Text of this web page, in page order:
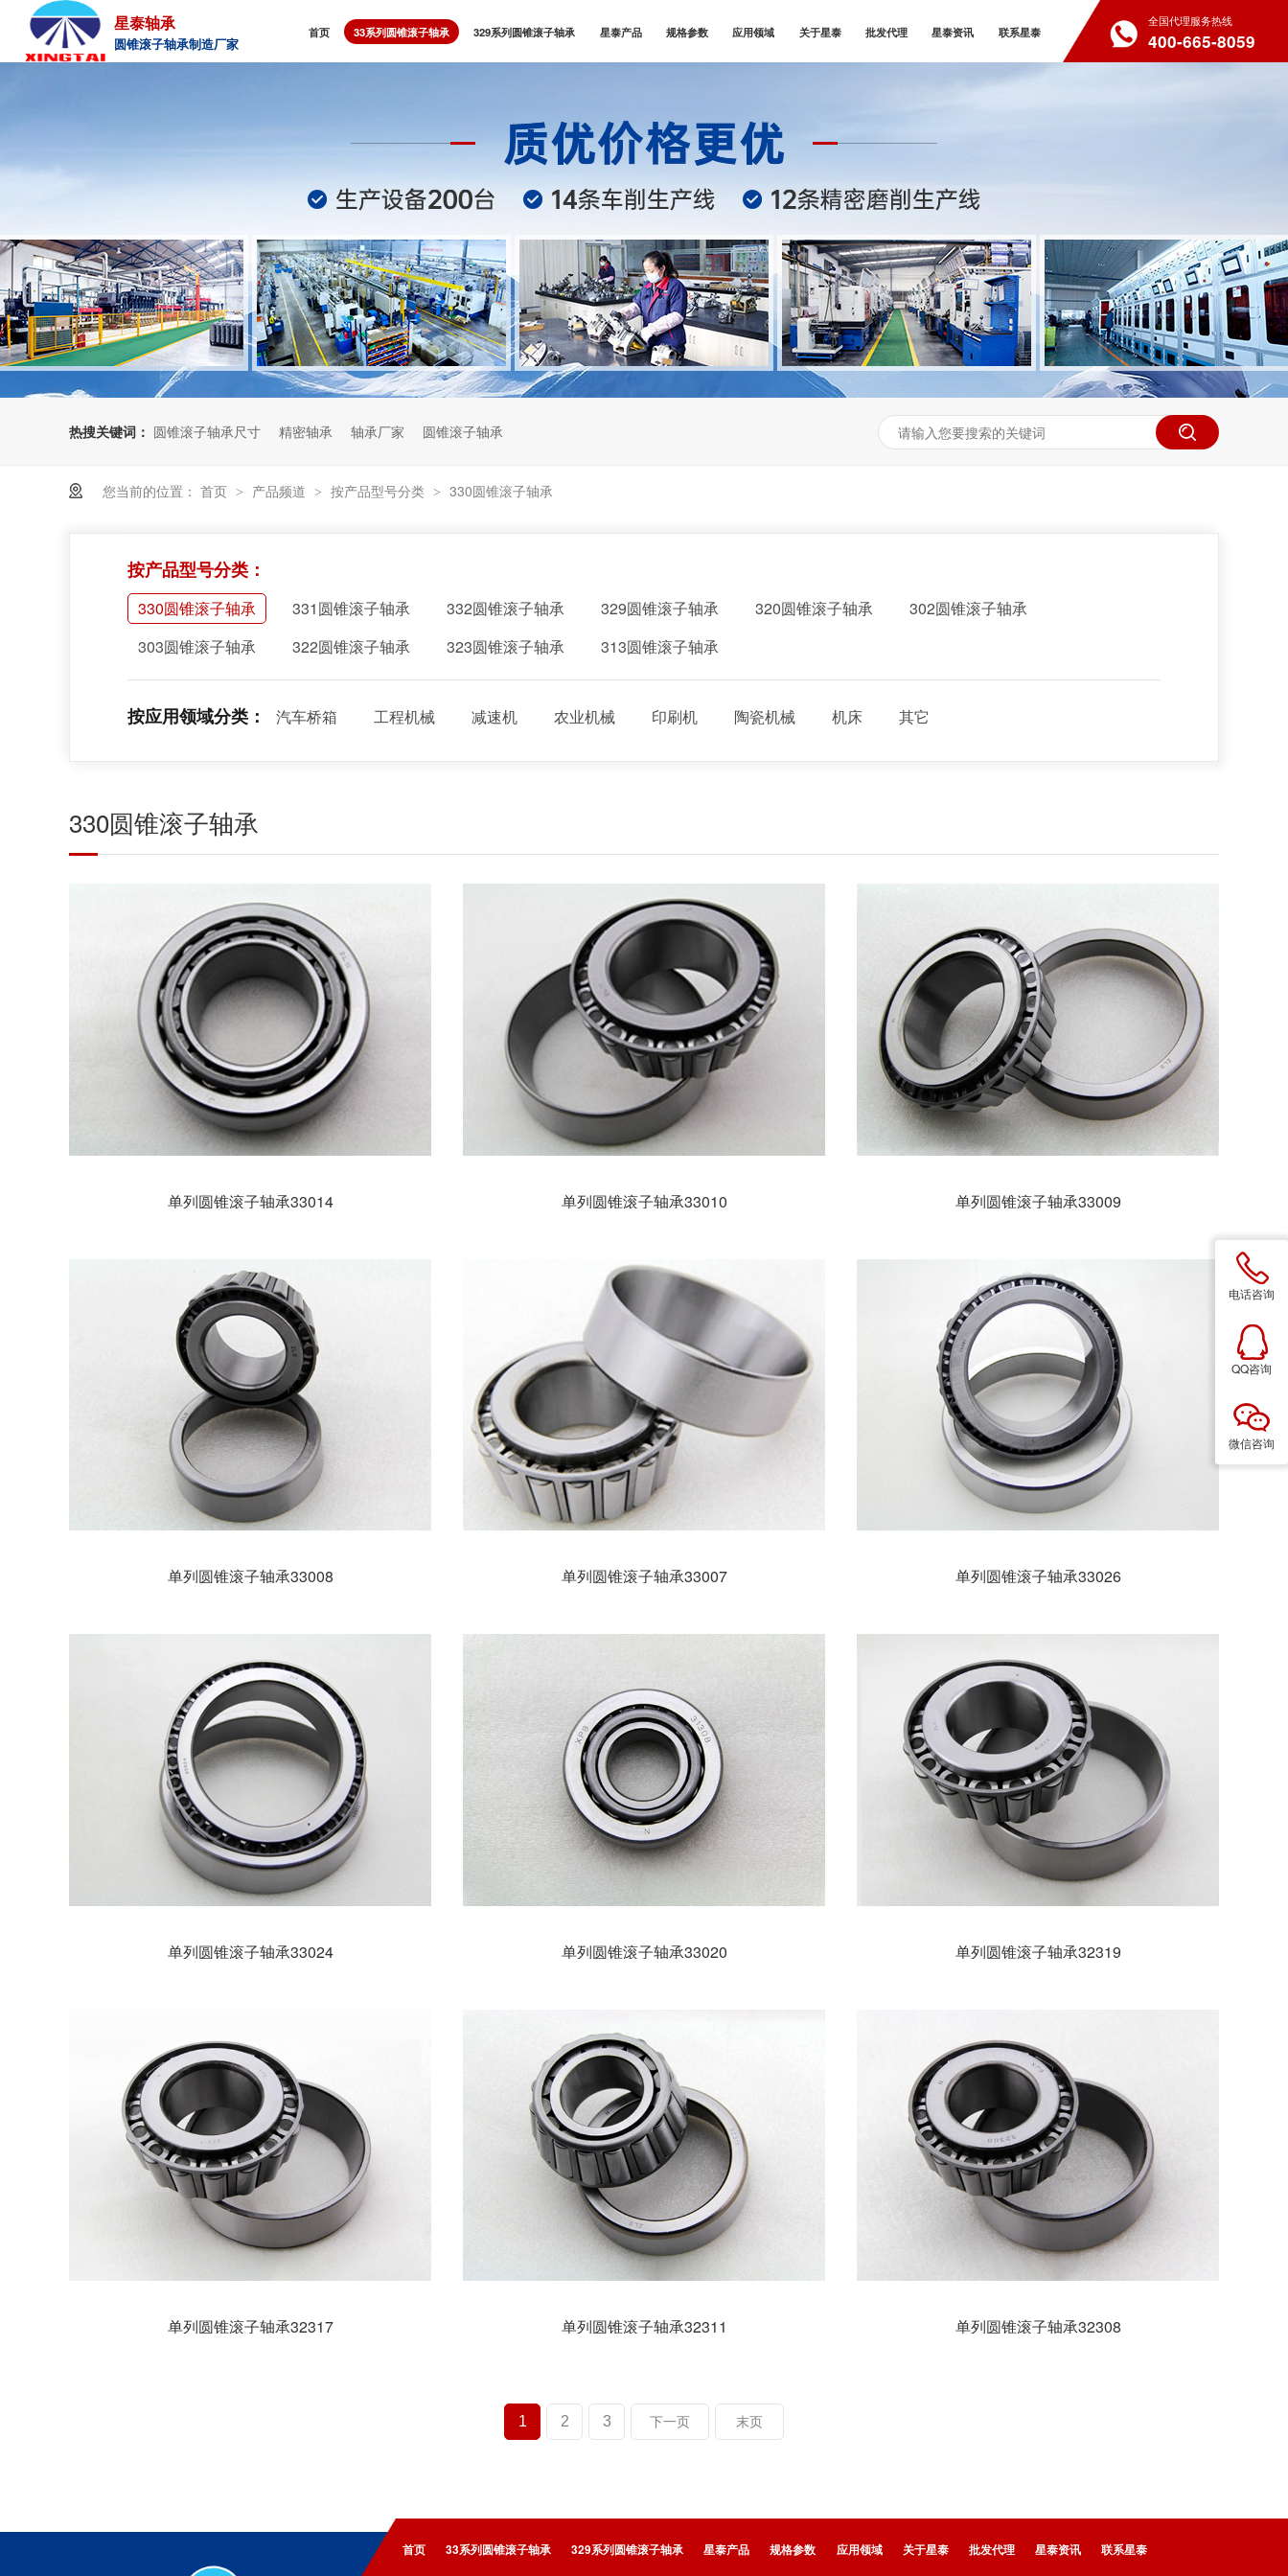
星泰轴承
圆锥滚子轴承制造厂家
首页 33系列圆锥滚子轴承 329系列圆锥滚子轴承 星泰产品 规格参数 应用领域 关于星泰 批发代理 星泰资讯 联系星泰
全国代理服务热线
400-665-8059
热搜关键词： 圆锥滚子轴承尺寸 精密轴承 轴承厂家 圆锥滚子轴承
您当前的位置： 首页 > 产品频道 > 按产品型号分类 > 330圆锥滚子轴承
按产品型号分类：
330圆锥滚子轴承 331圆锥滚子轴承 332圆锥滚子轴承 329圆锥滚子轴承 320圆锥滚子轴承
302圆锥滚子轴承
303圆锥滚子轴承
322圆锥滚子轴承 323圆锥滚子轴承 313圆锥滚子轴承
按应用领域分类： 汽车桥箱 工程机械 减速机 农业机械 印刷机 陶瓷机械 机床 其它
330圆锥滚子轴承
单列圆锥滚子轴承33014 单列圆锥滚子轴承33010 单列圆锥滚子轴承33009
单列圆锥滚子轴承33008 单列圆锥滚子轴承33007 单列圆锥滚子轴承33026
单列圆锥滚子轴承33024 单列圆锥滚子轴承33020 单列圆锥滚子轴承32319
单列圆锥滚子轴承32317 单列圆锥滚子轴承32311 单列圆锥滚子轴承32308
1 2 3 下一页 末页
首页 33系列圆锥滚子轴承 329系列圆锥滚子轴承 星泰产品 规格参数 应用领域 关于星泰 批发代理 星泰资讯 联系星泰
电话咨询
QQ咨询
微信咨询